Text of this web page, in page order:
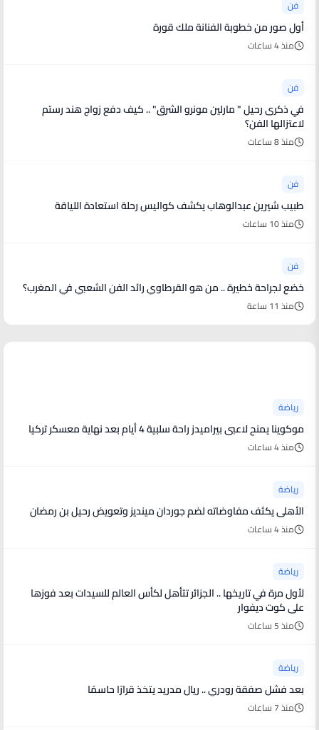
فن
أول صور من خطوبة الفنانة ملك قورة
منذ 4 ساعات
فن
في ذكرى رحيل " مارلين مونرو الشرق" .. كيف دفع زواج هند رستم
لاعتزالها الفن؟
منذ 8 ساعات
فن
طبيب شيرين عبدالوهاب يكشف كواليس رحلة استعادة اللياقة
منذ 10 ساعات
فن
خضع لجراحة خطيرة .. من هو القرطاوي رائد الفن الشعبي في المغرب؟
منذ 11 ساعة
رياضة
موكوينا يمنح لاعبى بيراميدز راحة سلبية 4 أيام بعد نهاية معسكر تركيا
منذ 4 ساعات
رياضة
الأهلى يكثف مفاوضاته لضم جوردان مينديز وتعويض رحيل بن رمضان
منذ 4 ساعات
رياضة
لأول مرة في تاريخها .. الجزائر تتأهل لكأس العالم للسيدات بعد فوزها
على كوت ديفوار
منذ 5 ساعات
رياضة
بعد فشل صفقة رودري .. ريال مدريد يتخذ قرارًا حاسمًا
منذ 7 ساعات